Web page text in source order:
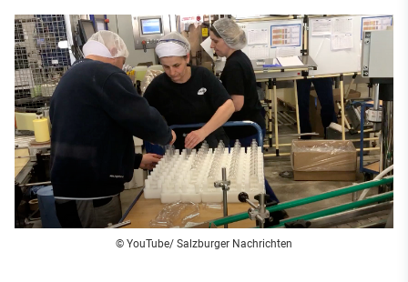
© YouTube/ Salzburger Nachrichten